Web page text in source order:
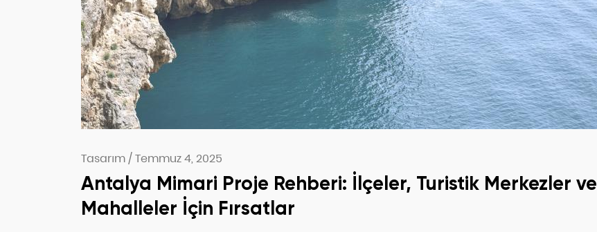
Tasarım/Temmuz 4, 2025
Antalya Mimari Proje Rehberi: İlçeler, Turistik Merkezler ve
Mahalleler İçin Fırsatlar